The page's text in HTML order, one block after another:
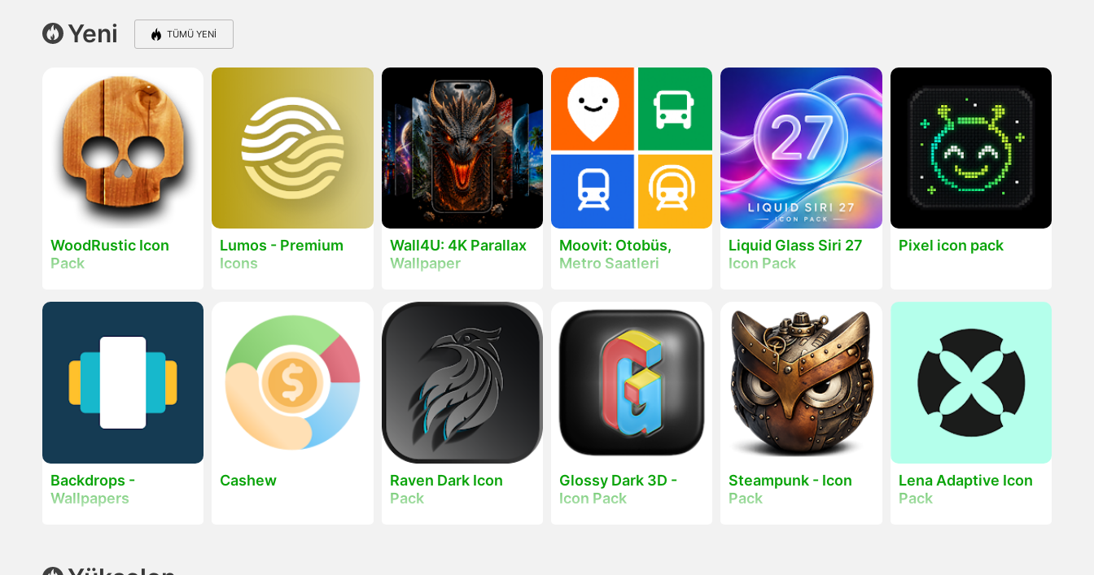
Yeni TÜMÜ YENI
WoodRustic Icon
Pack
Lumos - Premium
Icons
Wall4U: 4K Parallax
Wallpaper
Moovit: Otobüs,
Metro Saatleri
Liquid Glass Siri 27
Icon Pack
Pixel icon pack
Backdrops -
Wallpapers
Cashew
Raven Dark Icon
Pack
Glossy Dark 3D -
Icon Pack
Steampunk - Icon
Pack
Lena Adaptive Icon
Pack